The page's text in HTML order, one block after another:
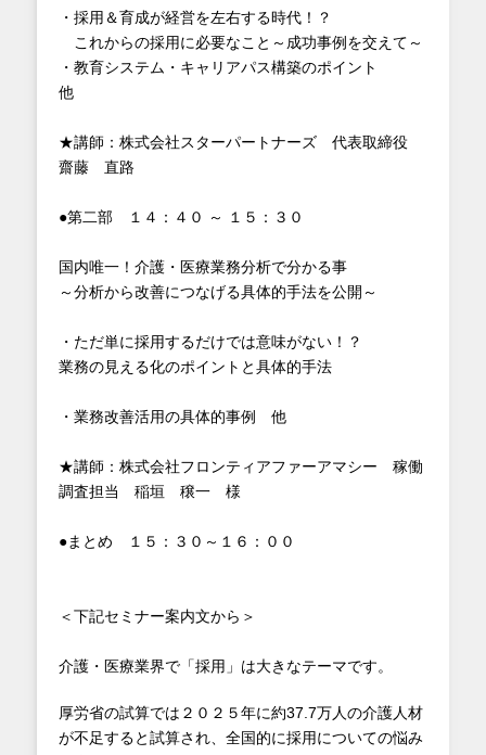
・採用＆育成が経営を左右する時代！？
これからの採用に必要なこと～成功事例を交えて～
・教育システム・キャリアパス構築のポイント
他
★講師：株式会社スターパートナーズ 代表取締役
齋藤 直路
●第二部 １４：４０ ～ １５：３０
国内唯一！介護・医療業務分析で分かる事
～分析から改善につなげる具体的手法を公開～
・ただ単に採用するだけでは意味がない！？
業務の見える化のポイントと具体的手法
・業務改善活用の具体的事例 他
★講師：株式会社フロンティアファーアマシー 稼働
調査担当 稲垣 穣一 様
●まとめ １５：３０～１６：００
＜下記セミナー案内文から＞
介護・医療業界で「採用」は大きなテーマです。
厚労省の試算では２０２５年に約37.7万人の介護人材
が不足すると試算され、全国的に採用についての悩み